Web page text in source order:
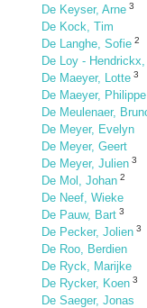
De Keyser, Arne 3
De Kock, Tim
De Langhe, Sofie 2
De Loy -
De Maeyer, Lotte 3
De Maeyer, Philippe
De Meulenaer,
De Meyer, Evelyn
De Meyer, Geert
De Meyer, Julien 3
De Mol, Johan 2
De Neef, Wieke
De Pauw, Bart 3
De Pecker, Jolien 3
De Roo, Berdien
De Ryck, Marijke
De Rycker, Koen 3
De Saeger, Jonas